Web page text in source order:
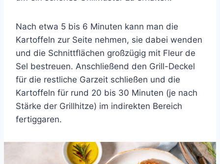
Nach etwa 5 bis 6 Minuten kann man die
Kartoffeln zur Seite nehmen, sie dabei wenden
und die Schnittflächen großzügig mit Fleur de
Sel bestreuen. Anschließend den Grill-Deckel
für die restliche Garzeit schließen und die
Kartoffeln für rund 20 bis 30 Minuten (je nach
Stärke der Grillhitze) im indirekten Bereich
fertiggaren.